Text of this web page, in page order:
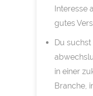
Interesse
gutes
Du suchst
in einer
Branche,